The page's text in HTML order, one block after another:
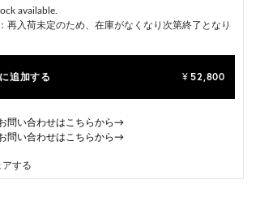
available.
再入荷未定のため、在庫がなくなり次第終了となり
追加する ¥ 52,800
問い合わせはこちらから→
問い合わせはこちらから→
アする